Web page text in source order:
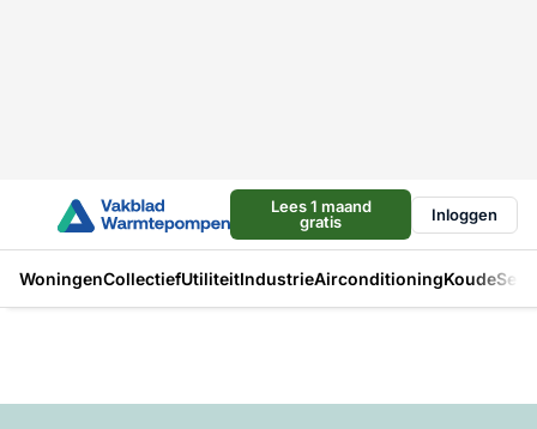
Lees 1 maand
gratis
Inloggen
WoningenCollectiefUtiliteitIndustrieAirconditioningKoude